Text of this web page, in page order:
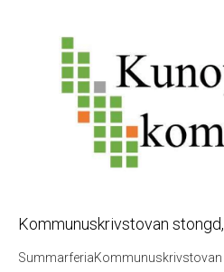
Kommunuskrivstovan
SummarferiaKommunuskrivstovan